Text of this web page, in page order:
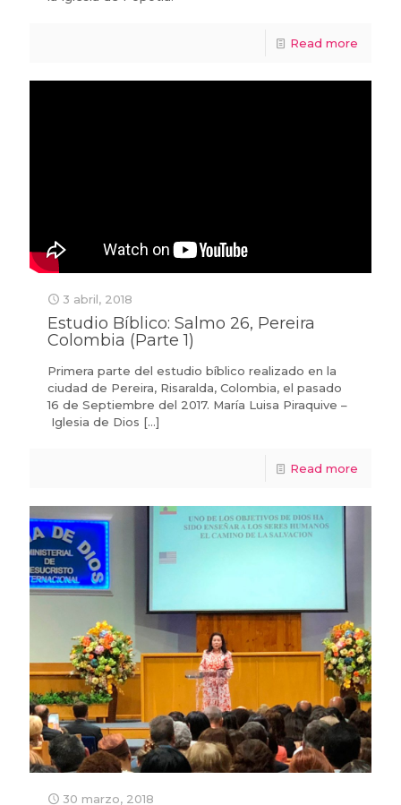
Read more
3 abril, 2018
Estudio Bíblico: Salmo 26, Pereira
Colombia (Parte 1)
Primera parte del estudio bíblico realizado en la
ciudad de Pereira, Risaralda, Colombia, el pasado
16 de Septiembre del 2017. María Luisa Piraquive –
Iglesia de Dios […]
Read more
30 marzo, 2018